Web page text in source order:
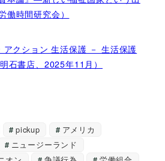
働時間研究会）
アクション 生活保護 － 生活保護
石書店、2025年11月）
pickup
アメリカ
ニュージーランド